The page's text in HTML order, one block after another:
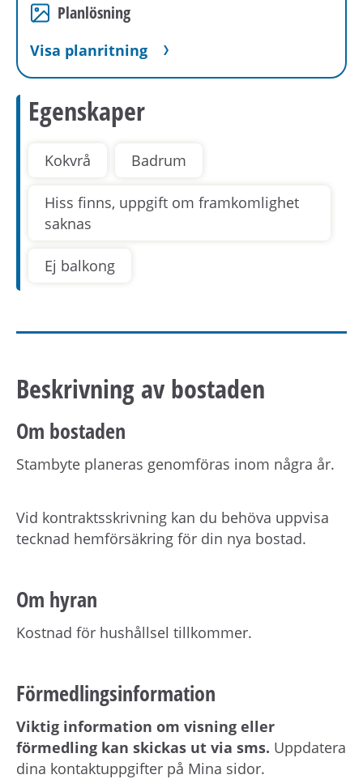
Planlösning
Visa planritning
Egenskaper
Kokvrå Badrum
Hiss finns, uppgift om framkomlighet
saknas
Ej balkong
Beskrivning av bostaden
Om bostaden
Stambyte planeras genomföras inom några år.
Vid kontraktsskrivning kan du behöva uppvisa
tecknad hemförsäkring för din nya bostad.
Om hyran
Kostnad för hushållsel tillkommer.
Förmedlingsinformation
Viktig information om visning eller
förmedling kan skickas ut via sms. Uppdatera
dina kontaktuppgifter på Mina sidor.